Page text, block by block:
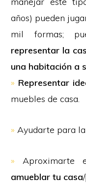
años) pueden
mil formas;
representar la
una habitación a
» Representar
muebles de casa.
»Ayudarte para la
»Aproximarte
amueblar tu casa